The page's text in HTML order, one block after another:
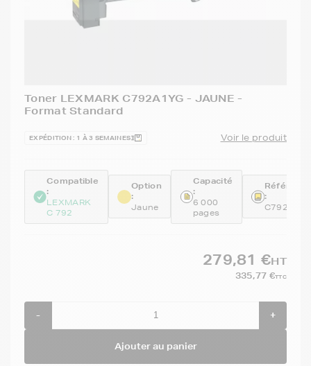
Toner LEXMARK C792A1YG - JAUNE -
Format Standard
EXPÉDITION : 1 À 3 SEMAINES Voir le produit
Compatible
:
LEXMARK
C 792
Option
:
Jaune
Capacité
:
6 000
pages
:
279,81 €HT
335,77 €TTC
- +
Ajouter au panier